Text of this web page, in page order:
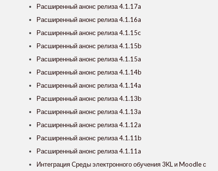
Расширенный анонс релиза 4.1.17a
Расширенный анонс релиза 4.1.16a
Расширенный анонс релиза 4.1.15c
Расширенный анонс релиза 4.1.15b
Расширенный анонс релиза 4.1.15a
Расширенный анонс релиза 4.1.14b
Расширенный анонс релиза 4.1.14a
Расширенный анонс релиза 4.1.13b
Расширенный анонс релиза 4.1.13a
Расширенный анонс релиза 4.1.12a
Расширенный анонс релиза 4.1.11b
Расширенный анонс релиза 4.1.11a
Интеграция Cреды электронного обучения 3KL и Moodle с